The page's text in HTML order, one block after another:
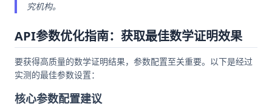
究机构。
API参数优化指南：获取最佳数学证明效果
要获得高质量的数学证明结果，参数配置至关重要。以下是经过
实测的最佳参数设置：
核心参数配置建议